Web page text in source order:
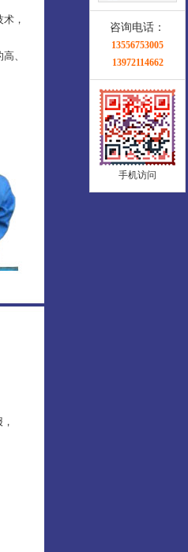
，
、
咨询电话：
13556753005
13972114662
手机访问